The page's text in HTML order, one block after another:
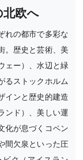
北欧へ
れの都市で多彩な
。歴史と芸術、美
ェー）、水辺と緑
るストックホルム
インと歴史的建造
ンド）、美しい運
化が息づくコペン
間欠泉といった圧